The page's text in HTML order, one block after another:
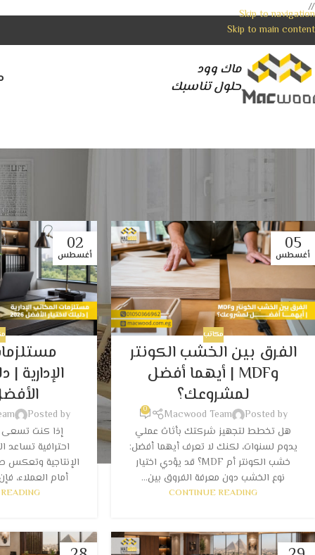
//
Skip to navigation
Skip to main content
ماك وود
حلول تناسبك
05
أغسطس
مكاتب
الفرق بين الخشب الكونتر
وMDF | أيهما أفضل
لمشروعك؟
Posted by
Macwood Team
0
هل تخطط لتجهيز شركتك بأثاث عملي
يدوم لسنوات، لكنك لا تعرف أيهما أفضل:
خشب الكونتر أم MDF؟ قد يؤدي اختيار
نوع الخشب دون معرفة الفروق بين...
CONTINUE READING
02
أغسطس
الإدارية |
الأفضل
Posted by
إذا كنت تسعى
احترافية تساعد
الإنتاجية
أمام العملاء،